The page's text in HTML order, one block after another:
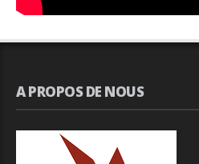
A PROPOS DE NOUS